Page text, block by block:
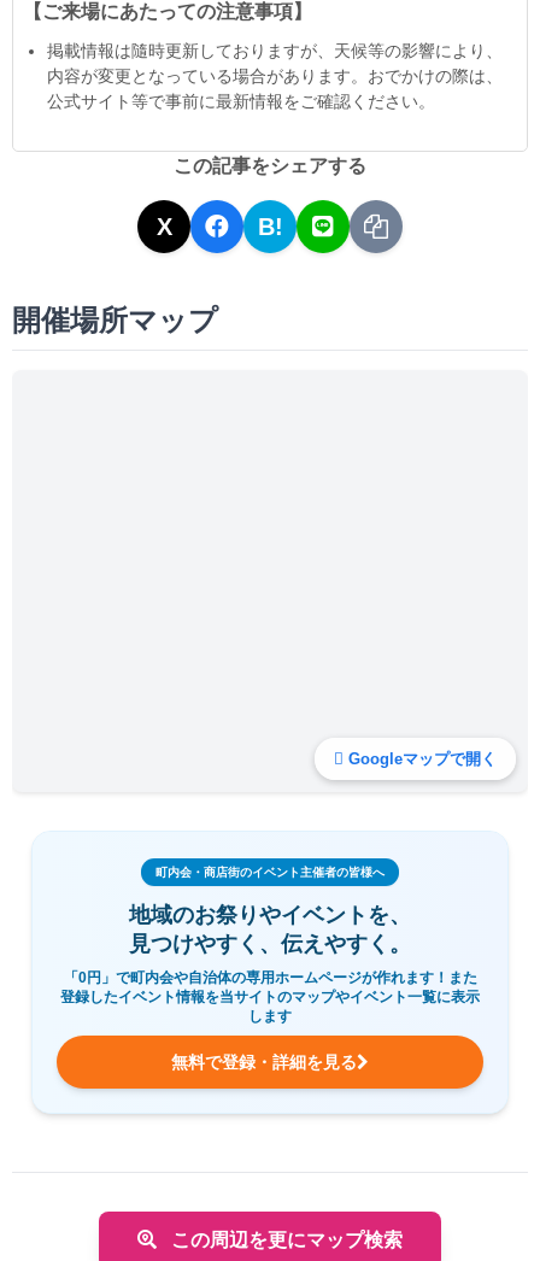
【ご来場にあたっての注意事項】
掲載情報は隨時更新しておりますが、天候等の影響により、
内容が変更となっている場合があります。おでかけの際は、
公式サイト等で事前に最新情報をご確認ください。
この記事をシェアする
X B!
開催場所マップ
Googleマップで開く
町内会・商店街のイベント主催者の皆様へ
地域のお祭りやイベントを、
見つけやすく、伝えやすく。
「0円」で町内会や自治体の専用ホームページが作れます！また
登録したイベント情報を当サイトのマップやイベント一覧に表示
します
無料で登録・詳細を見る
この周辺を更にマップ検索